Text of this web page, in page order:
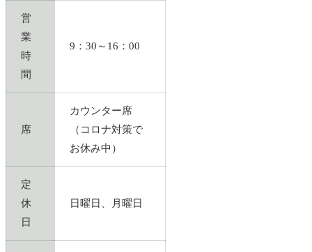
営
業
時
間
9：30～16：00
席
カウンター席
（コロナ対策で
お休み中）
定
休
日
日曜日、月曜日